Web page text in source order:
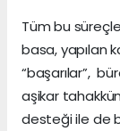
Tüm bu
basa, yapılan
“başarılar”,
aşikar
desteği ile de